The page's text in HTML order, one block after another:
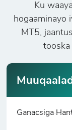
Ku
hogaaminayo
MT5,
tooska
Ganacsiga